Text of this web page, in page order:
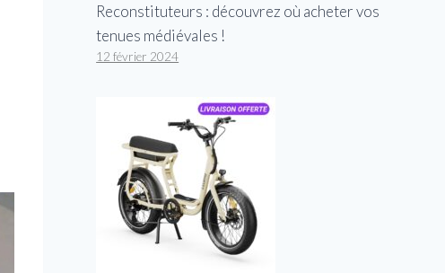
Reconstituteurs : découvrez où acheter vos
tenues médiévales !
12 février 2024